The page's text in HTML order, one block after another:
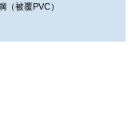
被覆PVC）